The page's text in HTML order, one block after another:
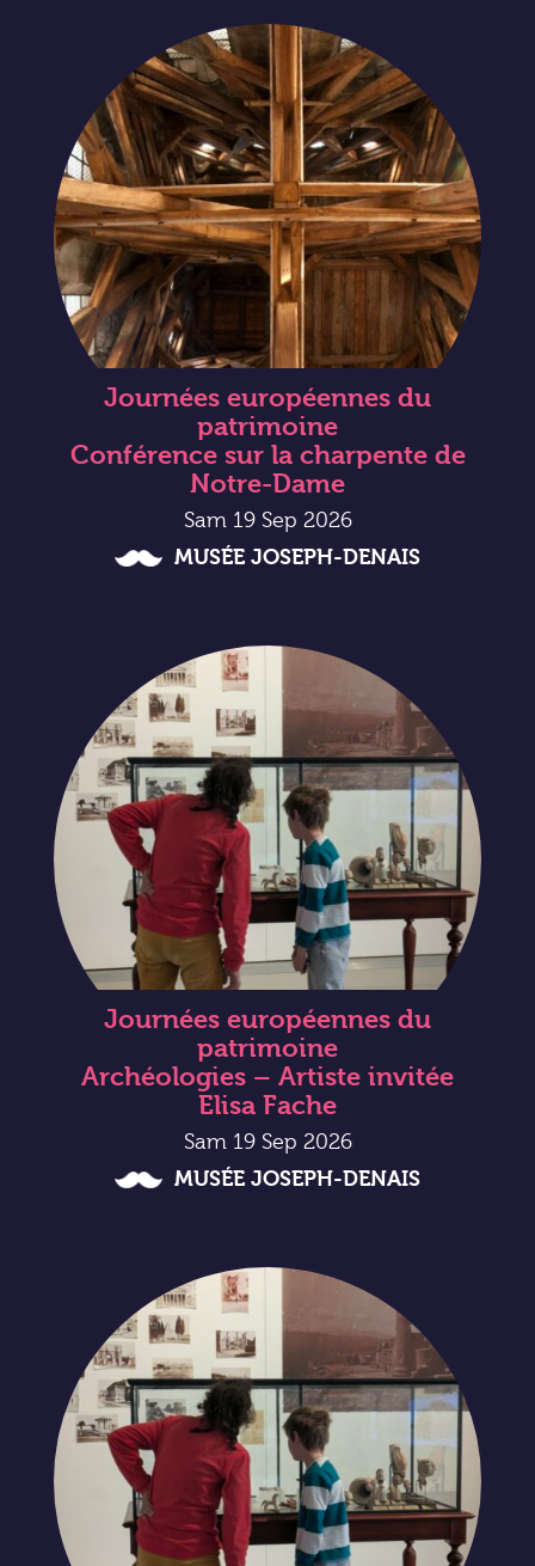
Journées européennes du
patrimoine
Conférence sur la charpente de
Notre-Dame
Sam 19 Sep 2026
MUSÉE JOSEPH-DENAIS
Journées européennes du
patrimoine
Archéologies – Artiste invitée
Elisa Fache
Sam 19 Sep 2026
MUSÉE JOSEPH-DENAIS